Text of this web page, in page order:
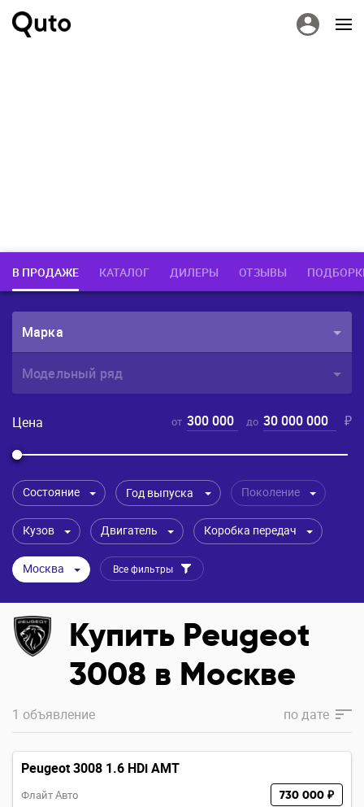
В ПРОДАЖЕ КАТАЛОГ ДИЛЕРЫ ОТЗЫВЫ
Марка
Модельный ряд
Цена от 300 000 до 30 000 000 ₽
Состояние Год выпуска Поколение
Кузов Двигатель Коробка передач
Москва Все фильтры
Купить Peugeot
3008 в Москве
1 объявление подате
Peugeot 3008 1.6 HDi AMT
Флайт Авто 730 000 ₽